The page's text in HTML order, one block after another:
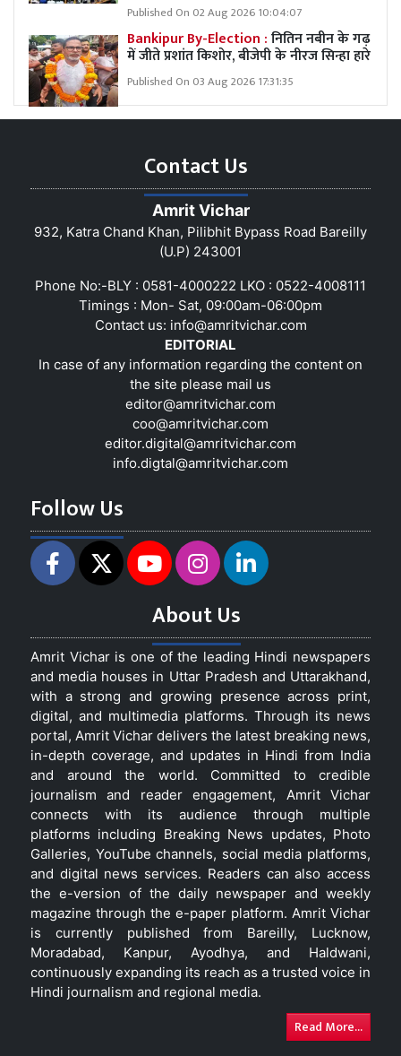
Published On 02 Aug 2026 10:04:07
Bankipur By-Election :नितिन नबीन के गढ़
में जीते प्रशांत किशोर, बीजेपी के नीरज सिन्हा हारे
Published On 03 Aug 2026 17:31:35
Contact Us
Amrit Vichar
932, Katra Chand Khan, Pilibhit Bypass Road Bareilly
(U.P) 243001
Phone No:-BLY : 0581-4000222 LKO : 0522-4008111
Timings : Mon- Sat, 09:00am-06:00pm
Contact us: info@amritvichar.com
EDITORIAL
In case of any information regarding the content on
the site please mail us
editor@amritvichar.com
coo@amritvichar.com
editor.digital@amritvichar.com
info.digtal@amritvichar.com
Follow Us
About Us
Amrit Vichar is one of the leading Hindi newspapers
and media houses in Uttar Pradesh and Uttarakhand,
with a strong and growing presence across print,
digital, and multimedia platforms. Through its news
portal, Amrit Vichar delivers the latest breaking news,
in-depth coverage, and updates in Hindi from India
and around the world. Committed to credible
journalism and reader engagement, Amrit Vichar
connects with its audience through multiple
platforms including Breaking News updates, Photo
Galleries, YouTube channels, social media platforms,
and digital news services. Readers can also access
the e-version of the daily newspaper and weekly
magazine through the e-paper platform. Amrit Vichar
is currently published from Bareilly, Lucknow,
Moradabad, Kanpur, Ayodhya, and Haldwani,
continuously expanding its reach as a trusted voice in
Hindi journalism and regional media.
Read More...